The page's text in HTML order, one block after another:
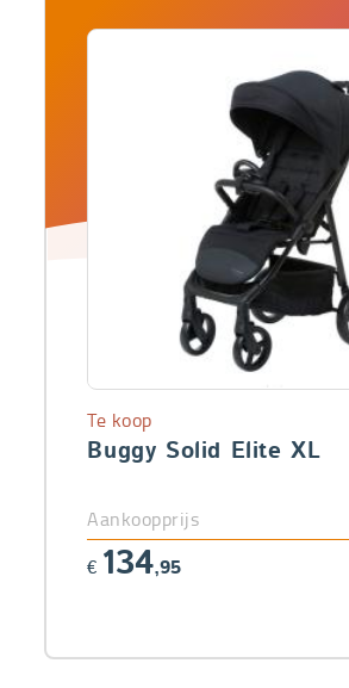
Buggy Solid Elite XL
Te koop
Aankoopprijs
€ 134,95